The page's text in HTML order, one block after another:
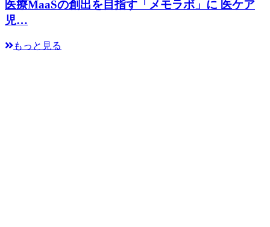
医療MaaSの創出を目指す「メモラボ」に 医ケア
児…
もっと見る